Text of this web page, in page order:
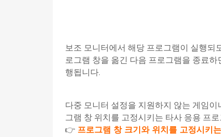
보조 모니터에서 해당 프로그램이 실행되
로그램 창을 옮긴 다음 프로그램을 종료
행됩니다.
다중 모니터 설정을 지원하지 않는 게임
그램 창 위치를 고정시키는 타사 응용 프
👉 프로그램 창 크기와 위치를 고정시키